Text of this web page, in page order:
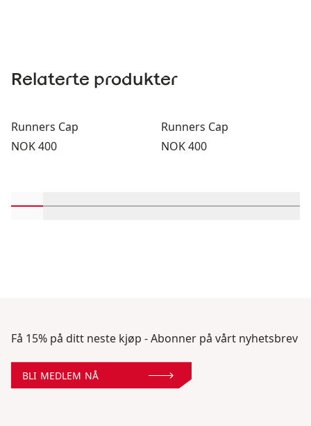
Relaterte produkter
Runners Cap
Pris:
NOK 400
Runners Cap
Pris:
NOK 400
Få 15% på ditt neste kjøp - Abonner på vårt nyhetsbrev
BLI MEDLEM NÅ